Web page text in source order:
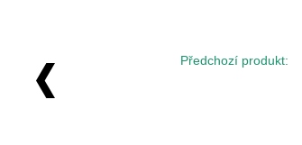
Předchozí produkt: